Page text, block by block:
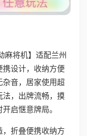
麻将机】适配兰州
设计，收纳方便
音，居家使用超
，出牌流畅，摸
启惬意牌局。
折叠便携收纳方